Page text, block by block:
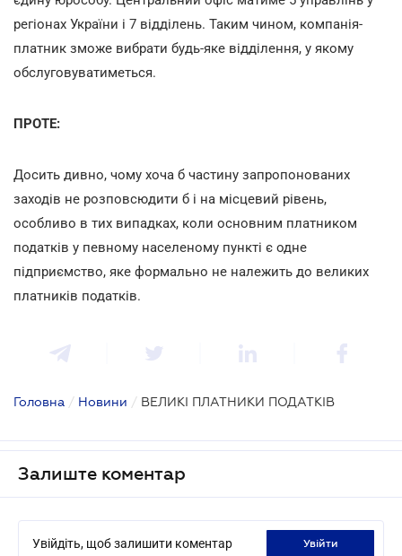
регіонах України і 7 відділень. Таким чином, компанія-
платник зможе вибрати будь-яке відділення, у якому
обслуговуватиметься.
ПРОТЕ:
Досить дивно, чому хоча б частину запропонованих
заходів не розповсюдити б і на місцевий рівень,
особливо в тих випадках, коли основним платником
податків у певному населеному пункті є одне
підприємство, яке формально не належить до великих
платників податків.
Головна / Новини / ВЕЛИКІ ПЛАТНИКИ ПОДАТКІВ
Залиште коментар
Увійдіть, щоб залишити коментар увійти